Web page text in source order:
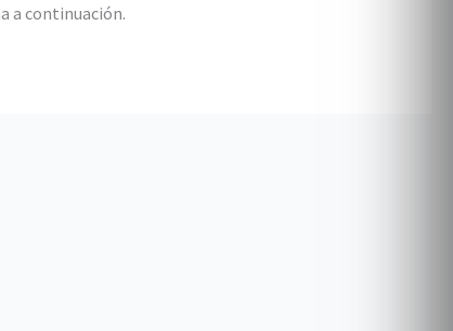
a continuación.